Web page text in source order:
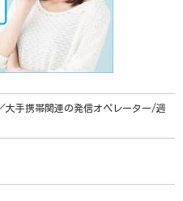
大手携帯関連の発信オペレーター/週